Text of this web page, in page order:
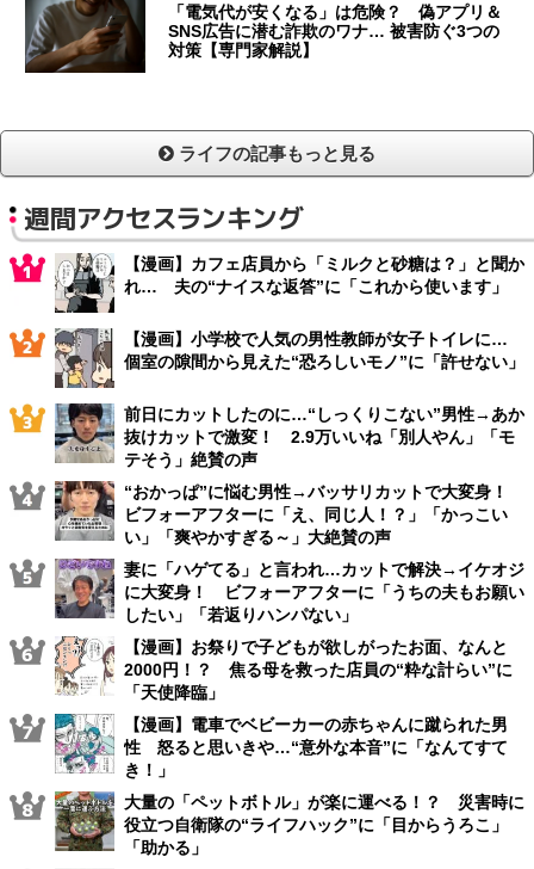
「電気代が安くなる」は危険？ 偽アプリ＆
SNS広告に潜む詐欺のワナ… 被害防ぐ3つの
対策【専門家解説】
ライフの記事もっと見る
週間アクセスランキング
【漫画】カフェ店員から「ミルクと砂糖は？」と聞か
れ… 夫の“ナイスな返答”に「これから使います」
【漫画】小学校で人気の男性教師が女子トイレに…
個室の隙間から見えた“恐ろしいモノ”に「許せない」
前日にカットしたのに…“しっくりこない”男性→あか
抜けカットで激変！ 2.9万いいね「別人やん」「モ
テそう」絶賛の声
“おかっぱ”に悩む男性→バッサリカットで大変身！
ビフォーアフターに「え、同じ人！？」「かっこい
い」「爽やかすぎる～」大絶賛の声
妻に「ハゲてる」と言われ…カットで解決→イケオジ
に大変身！ ビフォーアフターに「うちの夫もお願い
したい」「若返りハンパない」
【漫画】お祭りで子どもが欲しがったお面、なんと
2000円！？ 焦る母を救った店員の“粋な計らい”に
「天使降臨」
【漫画】電車でベビーカーの赤ちゃんに蹴られた男
性 怒ると思いきや…“意外な本音”に「なんてすて
き！」
大量の「ペットボトル」が楽に運べる！？ 災害時に
役立つ自衛隊の“ライフハック”に「目からうろこ」
「助かる」